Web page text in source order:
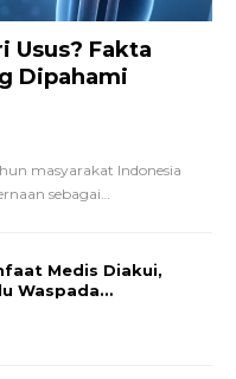
Usus? Fakta
Dipahami
masyarakat Indonesia
sebagai
Medis Diakui,
Waspada…